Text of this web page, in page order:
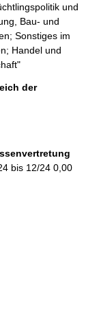
und
Bau- und
Sonstiges im
Handel und
der
bis 12/24 0,00